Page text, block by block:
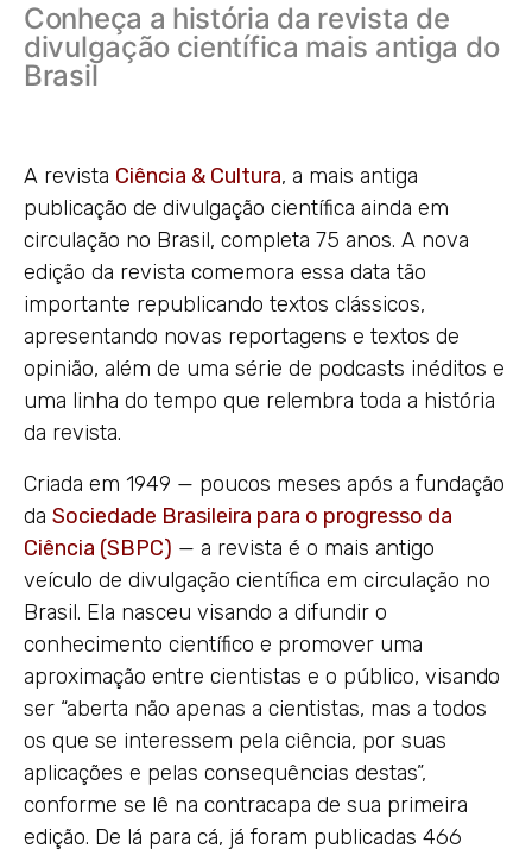
Conheça a história da revista de
divulgação científica mais antiga do
Brasil
A revista Ciência & Cultura, a mais antiga
publicação de divulgação científica ainda em
circulação no Brasil, completa 75 anos. A nova
edição da revista comemora essa data tão
importante republicando textos clássicos,
apresentando novas reportagens e textos de
opinião, além de uma série de podcasts inéditos e
uma linha do tempo que relembra toda a história
da revista.
Criada em 1949 — poucos meses após a fundação
da Sociedade Brasileira para o progresso da
Ciência (SBPC) — a revista é o mais antigo
veículo de divulgação científica em circulação no
Brasil. Ela nasceu visando a difundir o
conhecimento científico e promover uma
aproximação entre cientistas e o público, visando
ser “aberta não apenas a cientistas, mas a todos
os que se interessem pela ciência, por suas
aplicações e pelas consequências destas”,
conforme se lê na contracapa de sua primeira
edição. De lá para cá, já foram publicadas 466